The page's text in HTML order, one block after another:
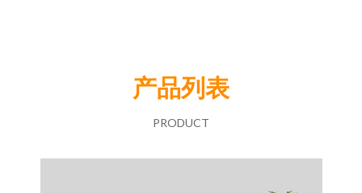
产品列表
PRODUCT